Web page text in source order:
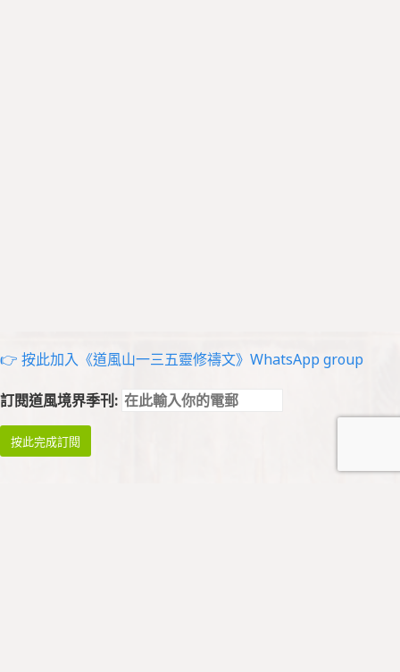
👉 按此加入《道風山一三五靈修禱文》WhatsApp group
訂閱道風境界季刊: